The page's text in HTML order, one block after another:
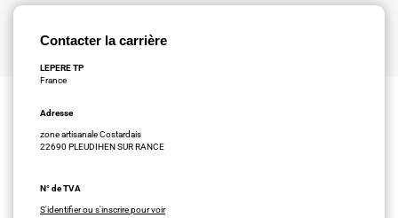
Contacter la carrière
LEPERE TP
France
Adresse
zone artisanale Costardais
22690 PLEUDIHEN SUR RANCE
N° de TVA
S'identifier ou s'inscrire pour voir